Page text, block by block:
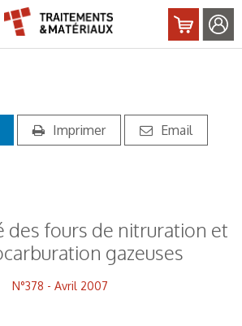
Imprimer Email
des fours de nitruration et
gazeuses
N°378 - Avril 2007
cookies